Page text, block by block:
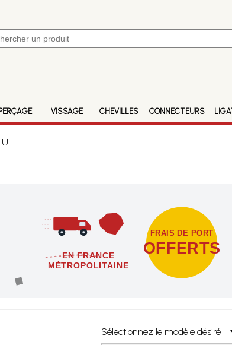
PERÇAGE VISSAGE CHEVILLES CONNECTEURS
EN FRANCE
MÉTROPOLITAINE
FRAIS DE PORT
OFFERTS
dès l'achat de 4 sachets ou boîtes d'agrafes ou de
Sélectionnez le modèle désiré